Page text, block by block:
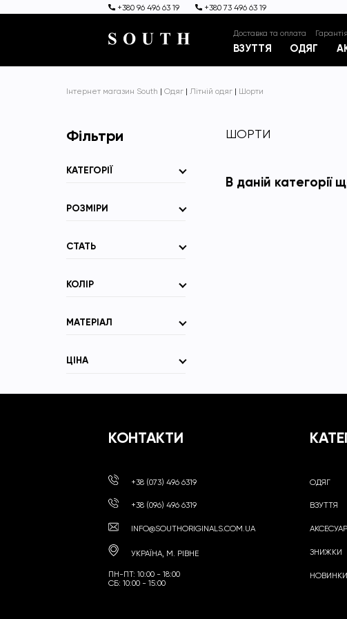
+380 96 496 63 19 +380 73 496 63 19
Доставка та оплата
ВЗУТТЯ ОДЯГ
Інтернет магазин South |Одяг |Літній одяг | Шорти
Фільтри
КАТЕГОРІЇ
РОЗМІРИ
СТАТЬ
КОЛІР
МАТЕРІАЛ
ЦІНА
ШОРТИ
В даній категорії
КОНТАКТИ
+38 (073) 496 6319
+38 (096) 496 6319
INFO@SOUTHORIGINALS.COM.UA
УКРАЇНА, М. РІВНЕ
ПН-ПТ: 10:00 - 18:00
СБ: 10:00 - 15:00
ОДЯГ
ВЗУТТЯ
ЗНИЖКИ
НОВИНКИ